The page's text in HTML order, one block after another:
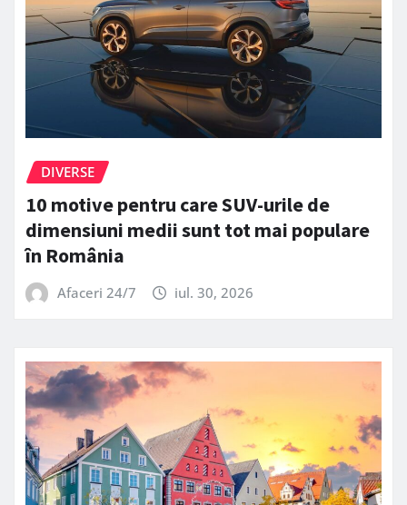
DIVERSE
10 motive pentru care SUV-urile de
dimensiuni medii sunt tot mai populare
în România
Afaceri 24/7 iul. 30, 2026